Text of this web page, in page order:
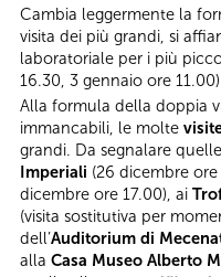
Cambia leggermente la
visita dei più grandi, si
laboratoriale per i più
16.30, 3 gennaio ore 11.00)
Alla formula della doppia
immancabili, le molte
grandi. Da segnalare
Imperiali (26 dicembre ore
dicembre ore 17.00), ai
(visita sostitutiva per
dell’Auditorium di
alla Casa Museo Alberto